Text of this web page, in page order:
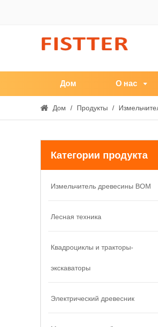
Дом О нас
Дом / Продукты /
Категории продукта
Измельчитель древесины ВОМ
Лесная техника
Квадроциклы и тракторы-
экскаваторы
Электрический древесник